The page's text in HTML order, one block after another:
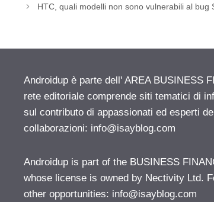
HTC, quali modelli non sono vulnerabili al bug
Androidup è parte dell' AREA BUSINESS
rete editoriale comprende siti tematici di
sul contributo di appassionati ed esperti
collaborazioni: info@isayblog.com
Androidup is part of the BUSINESS
whose license is owned by Nectivity Ltd.
other opportunities: info@isayblog.com